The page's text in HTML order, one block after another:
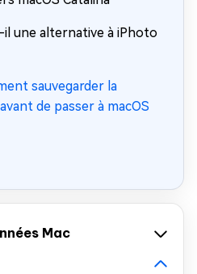
il une alternative à iPhoto
sauvegarder la
de passer à macOS
Mac